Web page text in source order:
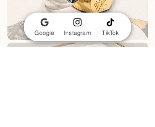
Google Instagram TikTok